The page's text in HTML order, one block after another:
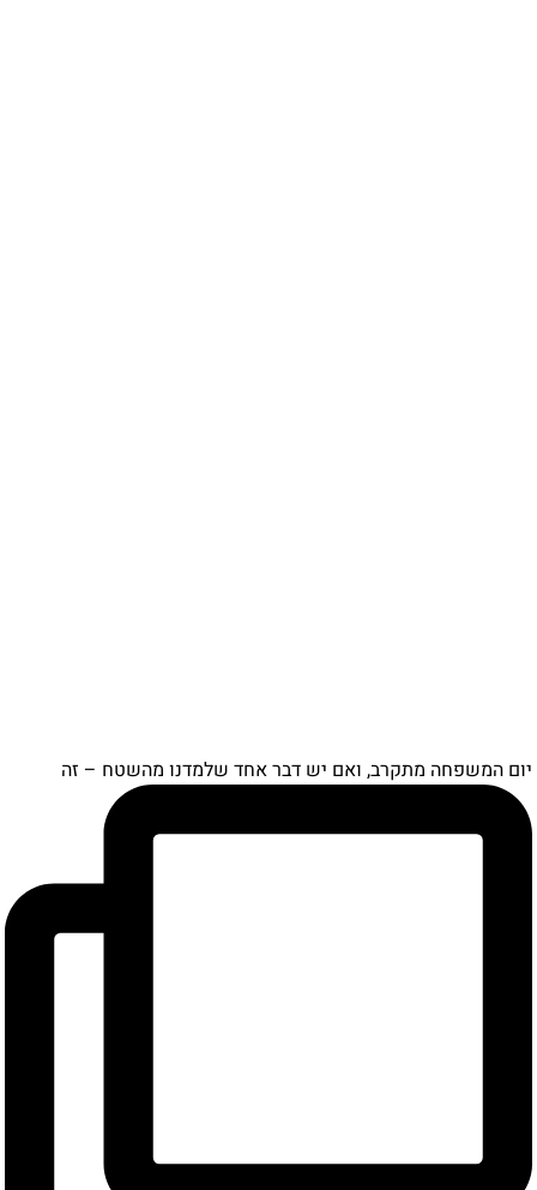
המשפחה מתקרב, ואם יש דבר אחד שלמדנו מהשטח – זה